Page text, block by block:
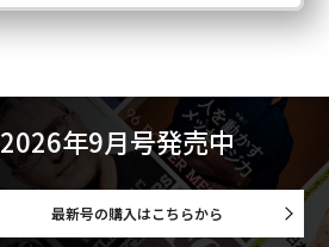
2026年9月号発売中
最新号の購入はこちらから